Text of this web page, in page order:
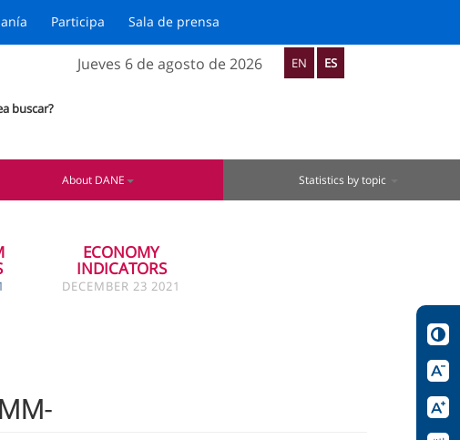
Participa Sala de prensa
Jueves 6 de agosto de 2026 EN ES
buscar?
About DANE Statistics by topic
ECONOMY
INDICATORS
DECEMBER 23 2021